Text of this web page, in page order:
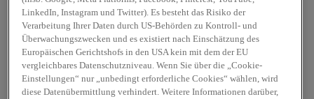
LinkedIn, Instagram und Twitter). Es besteht das Risiko der
Verarbeitung Ihrer Daten durch US-Behörden zu Kontroll- und
Überwachungszwecken und es existiert nach Einschätzung des
Europäischen Gerichtshofs in den USA kein mit dem der EU
vergleichbares Datenschutzniveau. Wenn Sie über die „Cookie-
Einstellungen“ nur „unbedingt erforderliche Cookies“ wählen, wird
diese Datenübermittlung verhindert. Weitere Informationen darüber,